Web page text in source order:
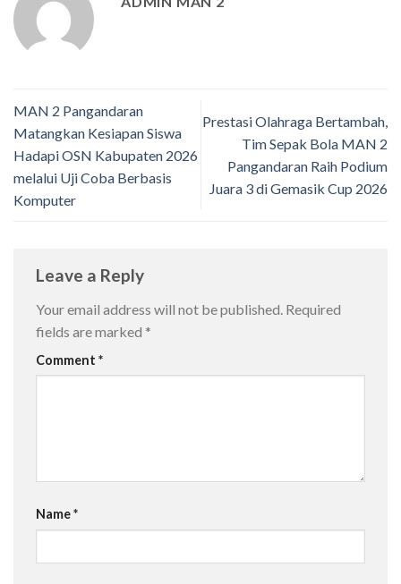
MAN 2 Pangandaran
Matangkan Kesiapan Siswa
Hadapi OSN Kabupaten 2026
melalui Uji Coba Berbasis
Komputer
Prestasi Olahraga Bertambah,
Tim Sepak Bola MAN 2
Pangandaran Raih Podium
Juara 3 di Gemasik Cup 2026
Leave a Reply
Your email address will not be published. Required
fields are marked *
Comment *
Name*